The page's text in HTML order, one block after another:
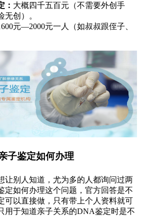
： 大概四千五百元（不需要外创手
无创）。
元—2000元一人（如叔叔跟侄子、
子鉴定如何办理
让别人知道，尤为多的人都询问过两
定如何办理这个问题，官方回答是不
可以直接做，只有带上个人资料就可
用于知道亲子关系的DNA鉴定时是不